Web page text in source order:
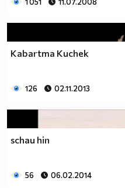
1 051 11.07.2008
Kabartma Kuchek
126 02.11.2013
schau hin
56 06.02.2014